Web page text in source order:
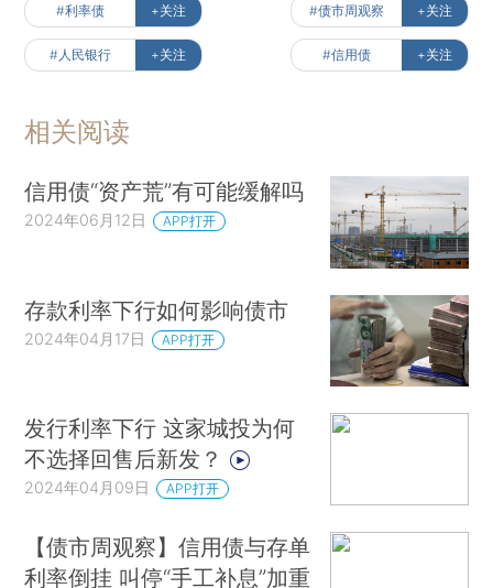
#利率债 +关注 #债市周观察 +关注
#人民银行 +关注 #信用债 +关注
相关阅读
信用债“资产荒”有可能缓解吗
2024年06月12日 APP打开
存款利率下行如何影响债市
2024年04月17日 APP打开
发行利率下行 这家城投为何
不选择回售后新发？
2024年04月09日 APP打开
【债市周观察】信用债与存单
利率倒挂 叫停“手工补息”加重